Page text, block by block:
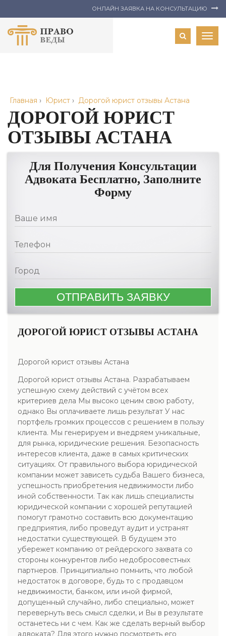
ОНЛАЙН ЗАЯВКА НА КОНСУЛЬТАЦИЮ
Главная › Юрист › Дорогой юрист отзывы Астана
ДОРОГОЙ ЮРИСТ
ОТЗЫВЫ АСТАНА
Для Получения Консультации
Адвоката Бесплатно, Заполните
Форму
ДОРОГОЙ ЮРИСТ ОТЗЫВЫ АСТАНА
Дорогой юрист отзывы Астана
Дорогой юрист отзывы Астана. Разрабатываем
успешную схему действий с учётом всех
критериев дела Мы высоко ценим свою работу,
однако Вы оплачиваете лишь результат У нас
портфель громких процессов с решением в пользу
клиента. Мы генерируем и внедряем уникальные,
для рынка, юридические решения. Безопасность
интересов клиента, даже в самых критических
ситуациях. От правильного выбора юридической
компании может зависеть судьба Вашего бизнеса,
успешность приобретения недвижимости либо
иной собственности. Так как лишь специалисты
юридической компании с хорошей репутацией
помогут грамотно составить всю документацию
предприятия, либо проведут аудит и устранят
недостатки существующей. В будущем это
убережет компанию от рейдерского захвата со
стороны конкурентов либо недобросовестных
партнеров. Принципиально помнить, что любой
недостаток в договоре, будь то с продавцом
недвижимости, банком, или иной фирмой,
допущенный случайно, либо специально, может
перевернуть весь смысл сделки, и Вы в результате
останетесь ни с чем. Как же сделать верный выбор
адвоката? Для этого нужно посмотреть его